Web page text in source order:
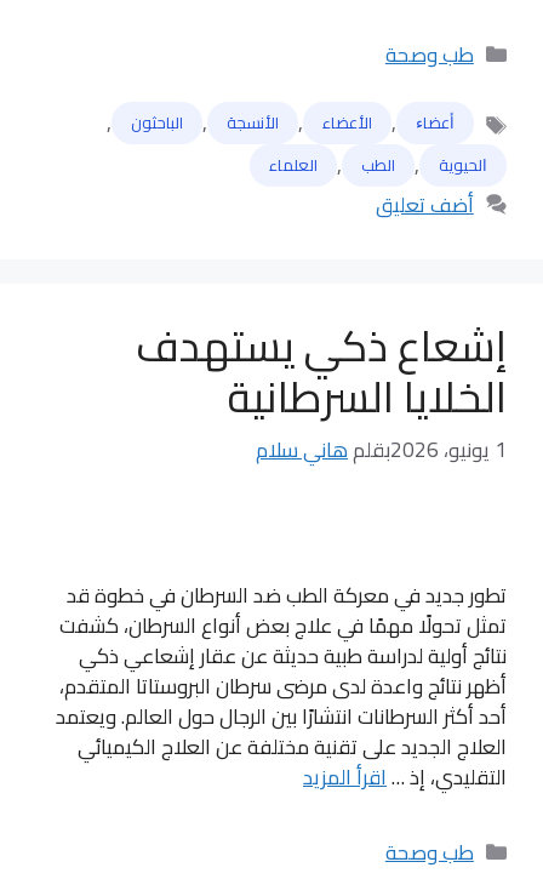
التصنيفات
طب وصحة
الوسوم
ﺃﻋﻀﺎﺀ , الأعضاء , الأنسجة , الباحثون ,
ﺍﻟﺤﻴﻮﻳﺔ , الطب , العلماء
أضف تعليق
إشعاع ذكي يستهدف
الخلايا السرطانية
1 يونيو، 2026 بقلمهاني سلام
تطور جديد في معركة الطب ضد السرطان في خطوة قد
تمثل تحولًا مهمًا في علاج بعض أنواع السرطان، كشفت
نتائج أولية لدراسة طبية حديثة عن عقار إشعاعي ذكي
أظهر نتائج واعدة لدى مرضى سرطان البروستاتا المتقدم،
أحد أكثر السرطانات انتشارًا بين الرجال حول العالم. ويعتمد
العلاج الجديد على تقنية مختلفة عن العلاج الكيميائي
التقليدي، إذ …اقرأ المزيد
التصنيفات
طب وصحة